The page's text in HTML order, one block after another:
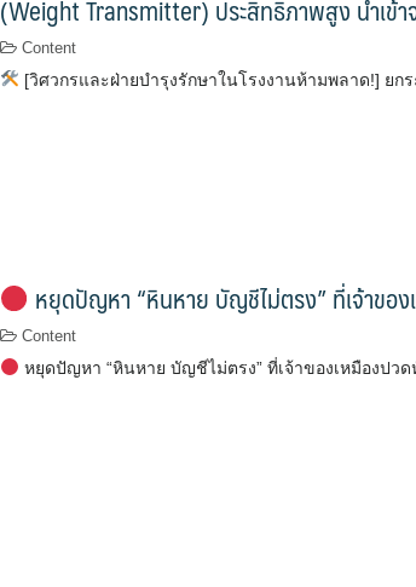
(Weight Transmitter) ประสิทธิภาพสูง นำเข้า
Content
[วิศวกรและฝ่ายบำรุงรักษาในโรงงานห้ามพลาด!] ยก
หยุดปัญหา “หินหาย บัญชีไม่ตรง” ที่เจ้าขอ
Content
หยุดปัญหา “หินหาย บัญชีไม่ตรง” ที่เจ้าของเหมืองปว